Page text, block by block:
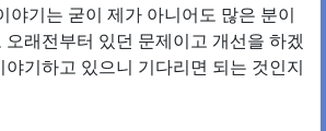
야기는 굳이 제가 아니어도 많은 분이
래전부터 있던 문제이고 개선을 하겠
기하고 있으니 기다리면 되는 것인지